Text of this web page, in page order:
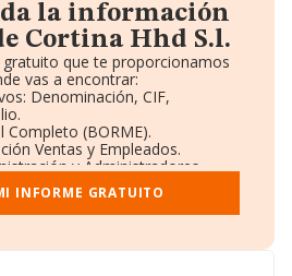
la información
Cortina Hhd S.l.
que te proporcionamos
vas a encontrar:
Denominación, CIF,
(BORME).
Ventas y Empleados.
y Administradores.
en otras empresas.
y registral complementaria.
INFORME GRATUITO